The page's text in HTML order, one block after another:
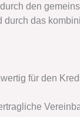
durch den
durch das
für den